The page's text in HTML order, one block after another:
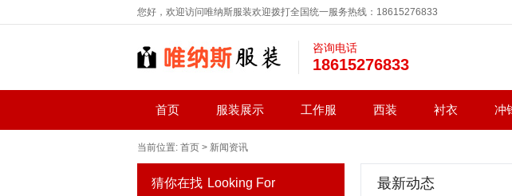
您好，欢迎访问唯纳斯服装欢迎拨打全国统一服务热线：18615276833
咨询电话
18615276833
首页 服装展示 工作服 西装 衬衣 冲
当前位置: 首页 > 新闻资讯
最新动态
猜你在找 Looking For